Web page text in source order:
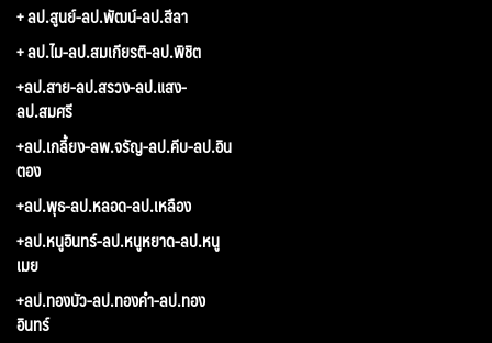
+ ลป.สูนย์-ลป.พัฒน์-ลป.สีลา
+ ลป.ไม-ลป.สมเกียรติ-ลป.พิชิต
+ลป.สาย-ลป.สรวง-ลป.แสง-
ลป.สมศรี
+ลป.เกลี้ยง-ลพ.จรัญ-ลป.คีบ-ลป.อิน
ตอง
+ลป.พุธ-ลป.หลอด-ลป.เหลือง
+ลป.หนูอินทร์-ลป.หนูหยาด-ลป.หนู
เมย
+ลป.ทองบัว-ลป.ทองคำ-ลป.ทอง
อินทร์